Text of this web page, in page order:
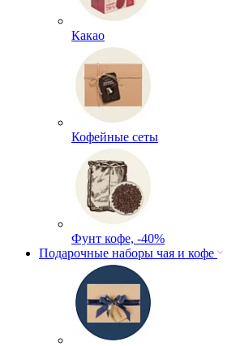
Какао
Кофейные сеты
Фунт кофе, -40%
Подарочные наборы чая и кофе